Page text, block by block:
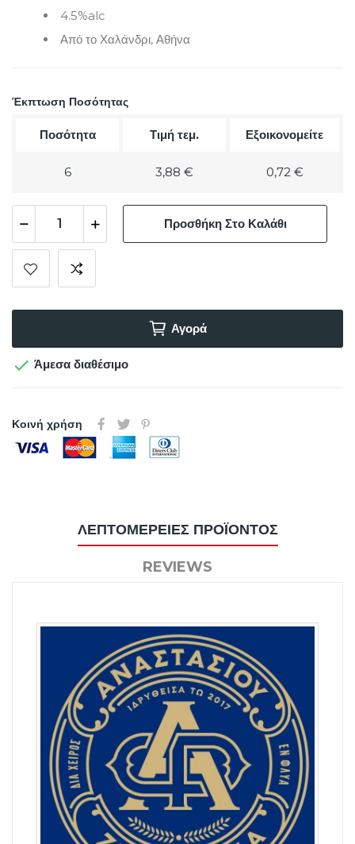
4.5%alc
Από το Χαλάνδρι, Αθήνα
Έκπτωση Ποσότητας
Ποσότητα Τιμή τεμ. Εξοικονομείτε
6 3,88 € 0,72 €
Προσθήκη Στο Καλάθι
Αγορά
 Άμεσα διαθέσιμο
Κοινή χρήση
ΛΕΠΤΟΜΈΡΕΙΕΣ ΠΡΟΪΌΝΤΟΣ
REVIEWS